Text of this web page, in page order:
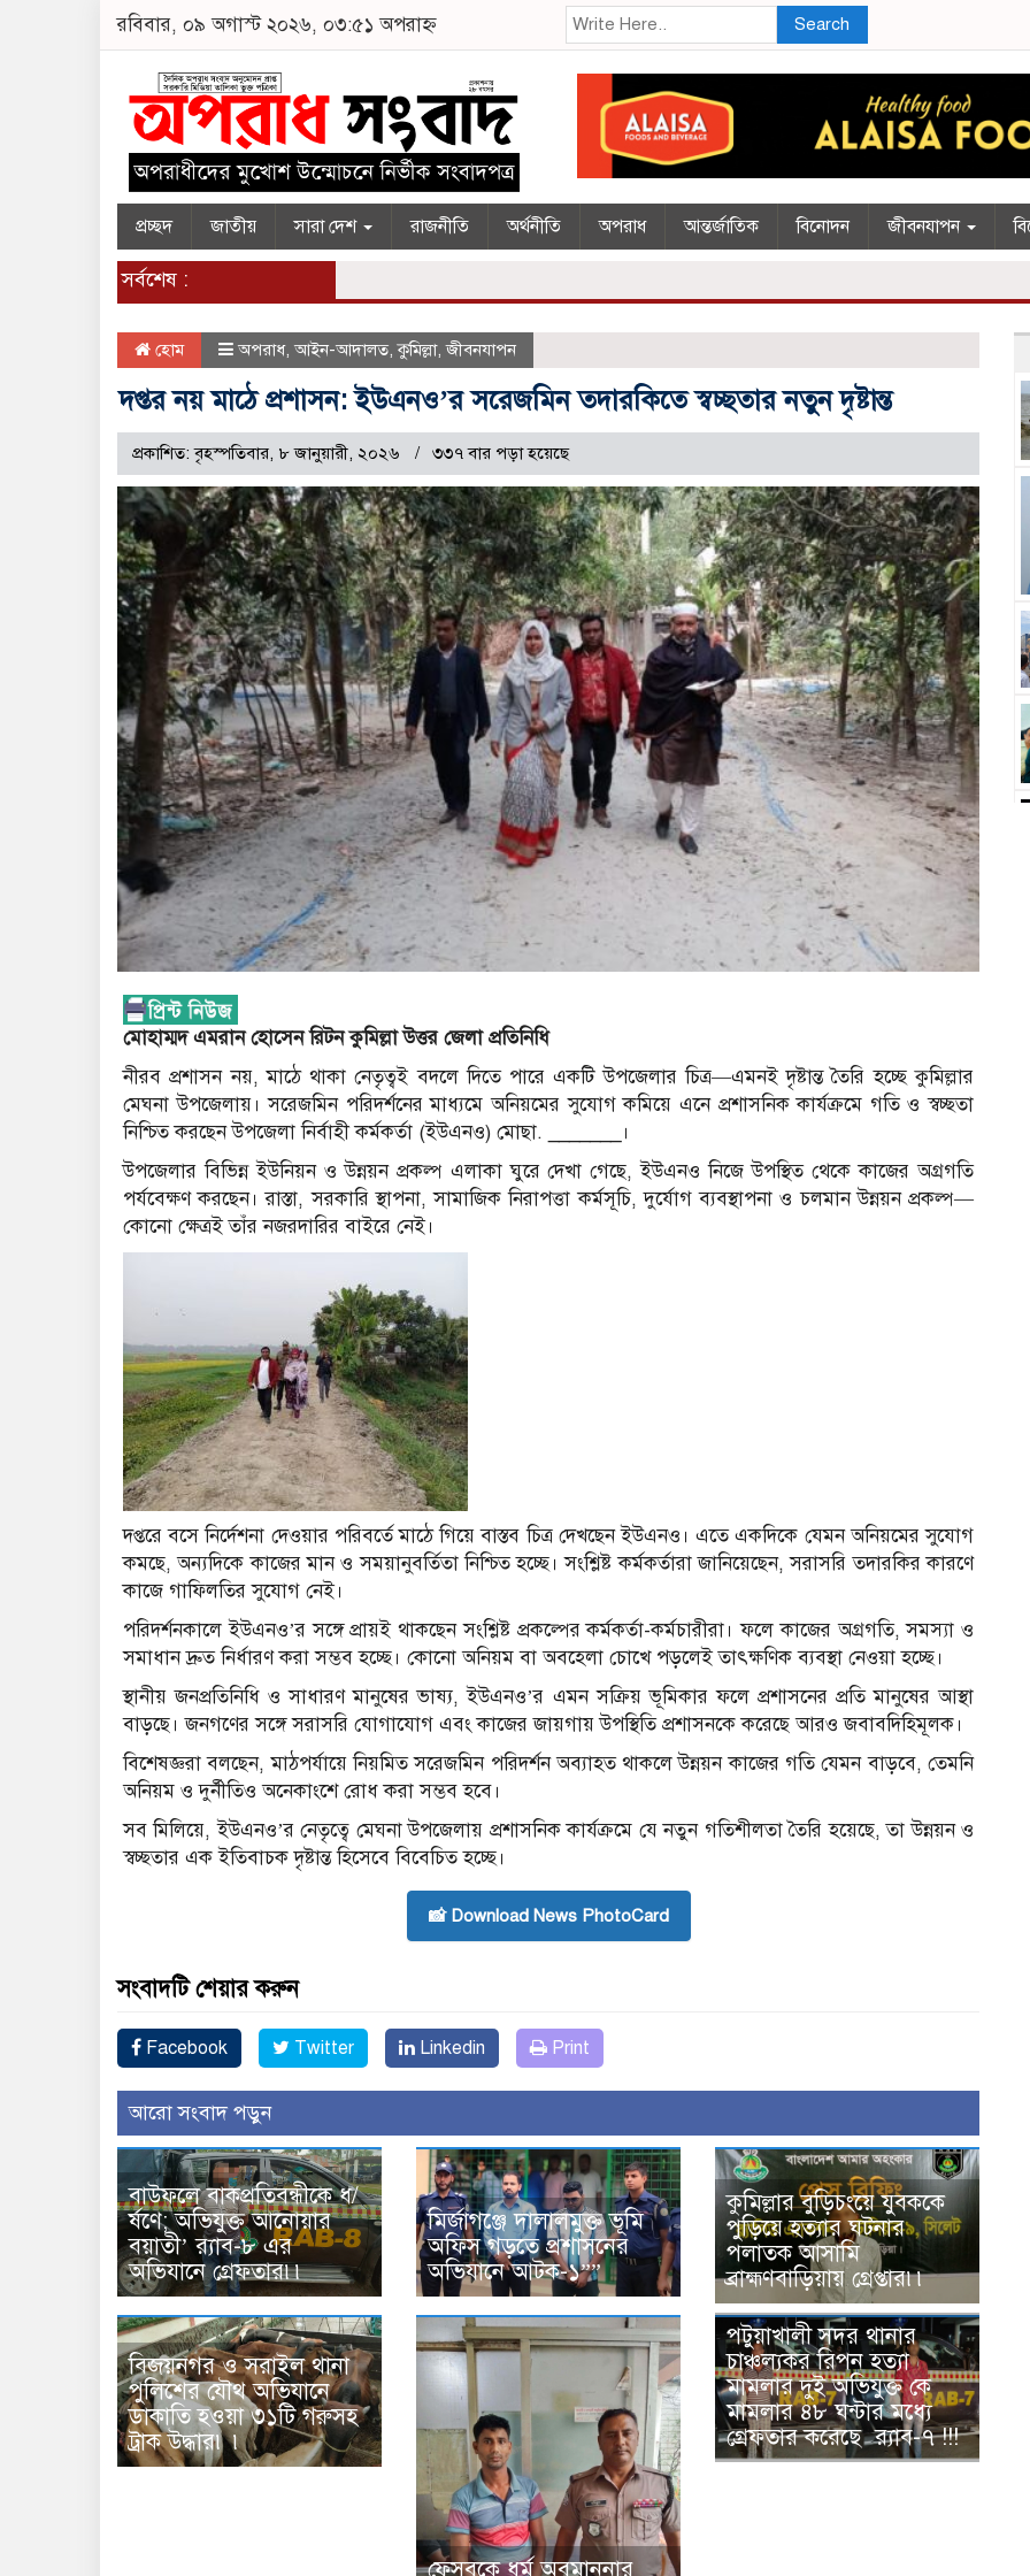
রবিবার, ০৯ অগাস্ট ২০২৬, ০৩:৫১ অপরাহ্ন Search
প্রচ্ছদ জাতীয় সারা দেশ রাজনীতি অর্থনীতি অপরাধ আন্তর্জাতিক বিনোদন জীবনযাপন
সর্বশেষ :
হোম অপরাধ, আইন-আদালত,কুমিল্লা,জীবনযাপন
দপ্তর নয় মাঠে প্রশাসন: ইউএনও’র সরেজমিন তদারকিতে স্বচ্ছতার নতুন দৃষ্টান্ত
প্রকাশিত: বৃহস্পতিবার, ৮ জানুয়ারী, ২০২৬ ৩৩৭ বার পড়া হয়েছে
মোহাম্মদ এমরান হোসেন রিটন কুমিল্লা উত্তর জেলা প্রতিনিধি
নীরব প্রশাসন নয়, মাঠে থাকা নেতৃত্বই বদলে দিতে পারে একটি উপজেলার চিত্র—এমনই দৃষ্টান্ত তৈরি হচ্ছে কুমিল্লার
মেঘনা উপজেলায়। সরেজমিন পরিদর্শনের মাধ্যমে অনিয়মের সুযোগ কমিয়ে এনে প্রশাসনিক কার্যক্রমে গতি ও স্বচ্ছতা
নিশ্চিত করছেন উপজেলা নির্বাহী কর্মকর্তা (ইউএনও) মোছা. _______।
উপজেলার বিভিন্ন ইউনিয়ন ও উন্নয়ন প্রকল্প এলাকা ঘুরে দেখা গেছে, ইউএনও নিজে উপস্থিত থেকে কাজের অগ্রগতি
পর্যবেক্ষণ করছেন। রাস্তা, সরকারি স্থাপনা, সামাজিক নিরাপত্তা কর্মসূচি, দুর্যোগ ব্যবস্থাপনা ও চলমান উন্নয়ন প্রকল্প—
কোনো ক্ষেত্রই তাঁর নজরদারির বাইরে নেই।
দপ্তরে বসে নির্দেশনা দেওয়ার পরিবর্তে মাঠে গিয়ে বাস্তব চিত্র দেখছেন ইউএনও। এতে একদিকে যেমন অনিয়মের সুযোগ
কমছে, অন্যদিকে কাজের মান ও সময়ানুবর্তিতা নিশ্চিত হচ্ছে। সংশ্লিষ্ট কর্মকর্তারা জানিয়েছেন, সরাসরি তদারকির কারণে
কাজে গাফিলতির সুযোগ নেই।
পরিদর্শনকালে ইউএনও’র সঙ্গে প্রায়ই থাকছেন সংশ্লিষ্ট প্রকল্পের কর্মকর্তা-কর্মচারীরা। ফলে কাজের অগ্রগতি, সমস্যা ও
সমাধান দ্রুত নির্ধারণ করা সম্ভব হচ্ছে। কোনো অনিয়ম বা অবহেলা চোখে পড়লেই তাৎক্ষণিক ব্যবস্থা নেওয়া হচ্ছে।
স্থানীয় জনপ্রতিনিধি ও সাধারণ মানুষের ভাষ্য, ইউএনও’র এমন সক্রিয় ভূমিকার ফলে প্রশাসনের প্রতি মানুষের আস্থা
বাড়ছে। জনগণের সঙ্গে সরাসরি যোগাযোগ এবং কাজের জায়গায় উপস্থিতি প্রশাসনকে করেছে আরও জবাবদিহিমূলক।
বিশেষজ্ঞরা বলছেন, মাঠপর্যায়ে নিয়মিত সরেজমিন পরিদর্শন অব্যাহত থাকলে উন্নয়ন কাজের গতি যেমন বাড়বে, তেমনি
অনিয়ম ও দুর্নীতিও অনেকাংশে রোধ করা সম্ভব হবে।
সব মিলিয়ে, ইউএনও’র নেতৃত্বে মেঘনা উপজেলায় প্রশাসনিক কার্যক্রমে যে নতুন গতিশীলতা তৈরি হয়েছে, তা উন্নয়ন ও
স্বচ্ছতার এক ইতিবাচক দৃষ্টান্ত হিসেবে বিবেচিত হচ্ছে।
📸 Download News PhotoCard
সংবাদটি শেয়ার করুন
Facebook Twitter Linkedin Print
আরো সংবাদ পড়ুন
বাউফলে বাকপ্রতিবন্ধীকে ধ/
র্ষণে; অভিযুক্ত আনোয়ার
বয়াতী’ র‌্যাব-৮ এর
অভিযানে গ্রেফতার৷৷
মির্জাগঞ্জে দালালমুক্ত ভূমি
অফিস গড়তে প্রশাসনের
অভিযানে আটক-১””
কুমিল্লার বুড়িচংয়ে যুবককে
পুড়িয়ে হত্যার ঘটনার
পলাতক আসামি
ব্রাহ্মণবাড়িয়ায় গ্রেপ্তার৷৷
বিজয়নগর ও সরাইল থানা
পুলিশের যৌথ অভিযানে
ডাকাতি হওয়া ৩১টি গরুসহ
ট্রাক উদ্ধার৷ ৷
ফেসবুকে ধর্ম অবমাননার
পটুয়াখালী সদর থানার
চাঞ্চল্যকর রিপন হত্যা
মামলার দুই অভিযুক্ত কে
মামলার ৪৮ ঘন্টার মধ্যে
গ্রেফতার করেছে র‌্যাব-৭ !!!